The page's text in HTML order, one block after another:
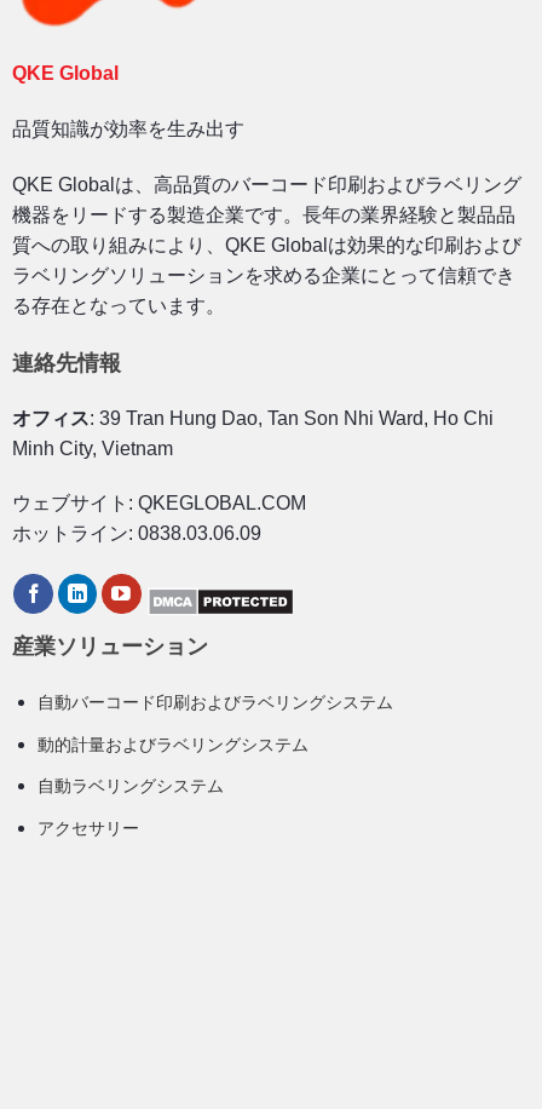
QKE Global
品質知識が効率を生み出す
QKE Globalは、高品質のバーコード印刷およびラベリング
機器をリードする製造企業です。長年の業界経験と製品品
質への取り組みにより、QKE Globalは効果的な印刷および
ラベリングソリューションを求める企業にとって信頼でき
る存在となっています。
連絡先情報
オフィス: 39 Tran Hung Dao, Tan Son Nhi Ward, Ho Chi
Minh City, Vietnam
ウェブサイト: QKEGLOBAL.COM
ホットライン: 0838.03.06.09
産業ソリューション
自動バーコード印刷およびラベリングシステム
動的計量およびラベリングシステム
自動ラベリングシステム
アクセサリー